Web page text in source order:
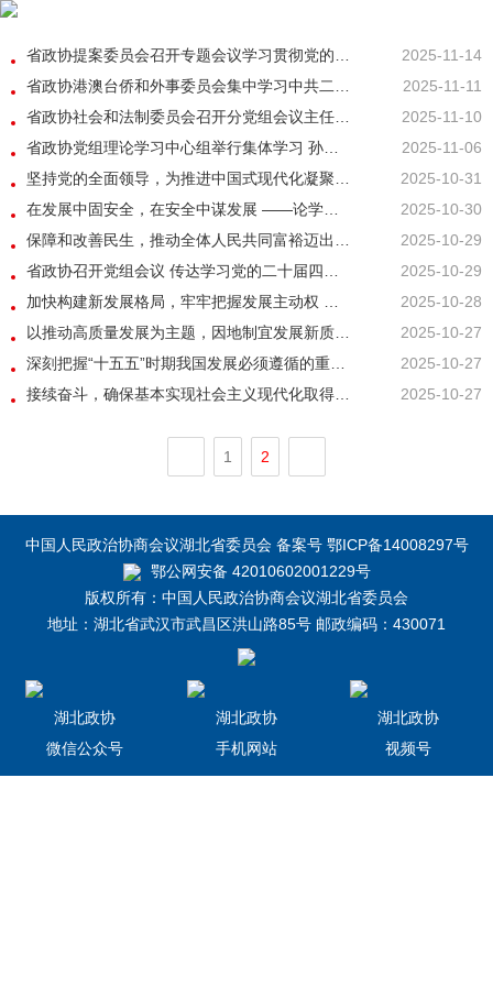
省政协提案委员会召开专题会议学习贯彻党的二十届四中全会精神
2025-11-14
省政协港澳台侨和外事委员会集中学习中共二十届四中全会精神
2025-11-11
省政协社会和法制委员会召开分党组会议主任会议 举行学习座谈小组集中学习
2025-11-10
省政协党组理论学习中心组举行集体学习 孙伟主持并讲话
2025-11-06
坚持党的全面领导，为推进中国式现代化凝聚磅礴力量 ——论学习贯彻党的二十届四中全会精神
2025-10-31
在发展中固安全，在安全中谋发展 ——论学习贯彻党的二十届四中全会精神
2025-10-30
保障和改善民生，推动全体人民共同富裕迈出坚实步伐 ——论学习贯彻党的二十届四中全会精神
2025-10-29
省政协召开党组会议 传达学习党的二十届四中全会精神
2025-10-29
加快构建新发展格局，牢牢把握发展主动权 ——论学习贯彻党的二十届四中全会精神
2025-10-28
以推动高质量发展为主题，因地制宜发展新质生产力 ——论学习贯彻党的二十届四中全会精神
2025-10-27
深刻把握“十五五”时期我国发展必须遵循的重要原则 ——论学习贯彻党的二十届四中全会精神
2025-10-27
接续奋斗，确保基本实现社会主义现代化取得决定性进展 ——论学习贯彻党的二十届四中全会精神
2025-10-27
1 2
中国人民政治协商会议湖北省委员会 备案号 鄂ICP备14008297号
鄂公网安备 42010602001229号
版权所有：中国人民政治协商会议湖北省委员会
地址：湖北省武汉市武昌区洪山路85号 邮政编码：430071
湖北政协
微信公众号
湖北政协
手机网站
湖北政协
视频号